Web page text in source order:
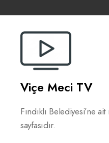
Viçe Meci TV
Fındıklı Belediyesi’ne
sayfasıdır.